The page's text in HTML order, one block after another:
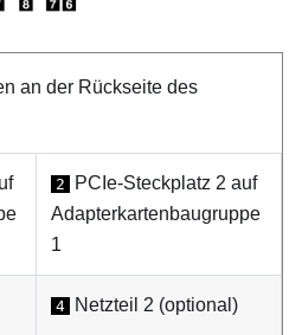
an der Rückseite des
2
PCIe-Steckplatz 2 auf
Adapterkartenbaugruppe
1
4 Netzteil 2 (optional)